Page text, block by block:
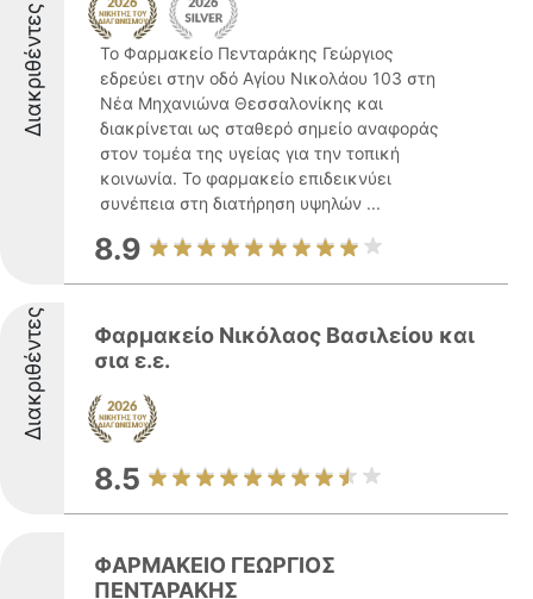
Διακριθέντες
Το Φαρμακείο Πενταράκης Γεώργιος
εδρεύει στην οδό Αγίου Νικολάου 103 στη
Νέα Μηχανιώνα Θεσσαλονίκης και
διακρίνεται ως σταθερό σημείο αναφοράς
στον τομέα της υγείας για την τοπική
κοινωνία. Το φαρμακείο επιδεικνύει
συνέπεια στη διατήρηση υψηλών ...
8.9
Διακριθέντες
Φαρμακείο Νικόλαος Βασιλείου και
σια ε.ε.
8.5
ΦΑΡΜΑΚΕΙΟ ΓΕΩΡΓΙΟΣ
ΠΕΝΤΑΡΑΚΗΣ